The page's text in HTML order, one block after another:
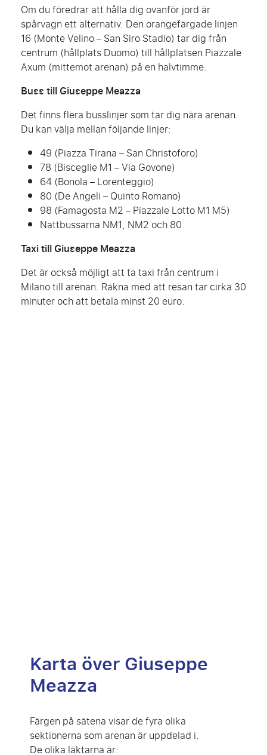
Om du föredrar att hålla dig ovanför jord är
spårvagn ett alternativ. Den orangefärgade linjen
16 (Monte Velino – San Siro Stadio) tar dig från
centrum (hållplats Duomo) till hållplatsen Piazzale
Axum (mittemot arenan) på en halvtimme.
Buss till Giuseppe Meazza
Det finns flera busslinjer som tar dig nära arenan.
Du kan välja mellan följande linjer:
49 (Piazza Tirana – San Christoforo)
78 (Bisceglie M1 – Via Govone)
64 (Bonola – Lorenteggio)
80 (De Angeli – Quinto Romano)
98 (Famagosta M2 – Piazzale Lotto M1 M5)
Nattbussarna NM1, NM2 och 80
Taxi till Giuseppe Meazza
Det är också möjligt att ta taxi från centrum i
Milano till arenan. Räkna med att resan tar cirka 30
minuter och att betala minst 20 euro.
Karta över Giuseppe
Meazza
Färgen på sätena visar de fyra olika
sektionerna som arenan är uppdelad i.
De olika läktarna är: